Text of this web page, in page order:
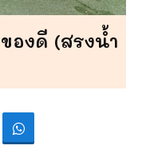
องดี (สรงน้ำ